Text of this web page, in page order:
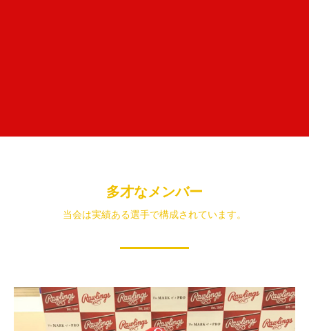
多才なメンバー
当会は実績ある選手で構成されています。